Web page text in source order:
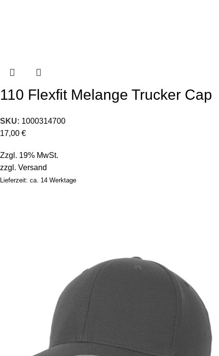
110 Flexfit Melange Trucker Cap
SKU: 1000314700
17,00 €
Zzgl. 19% MwSt.
zzgl. Versand
Lieferzeit: ca. 14 Werktage